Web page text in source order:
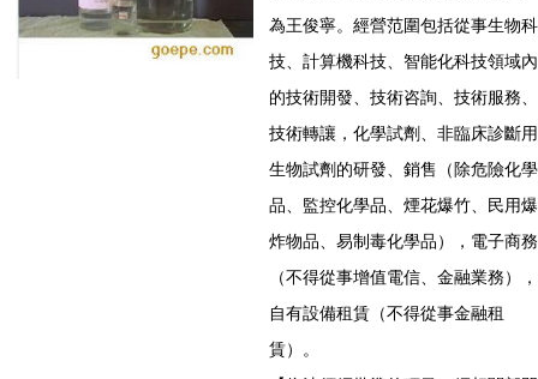
為王俊寧。經營范圍包括從事生物科
技、計算機科技、智能化科技領域內
的技術開發、技術咨詢、技術服務、
技術轉讓，化學試劑、非臨床診斷用
生物試劑的研發、銷售（除危險化學
品、監控化學品、煙花爆竹、民用爆
炸物品、易制毒化學品），電子商務
（不得從事增值電信、金融業務），
自有設備租賃（不得從事金融租
賃）。